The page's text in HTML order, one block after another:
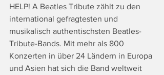
HELP! A Beatles Tribute zählt zu den
international gefragtesten und
musikalisch authentischsten Beatles-
Tribute-Bands. Mit mehr als 800
Konzerten in über 24 Ländern in Europa
und Asien hat sich die Band weltweit